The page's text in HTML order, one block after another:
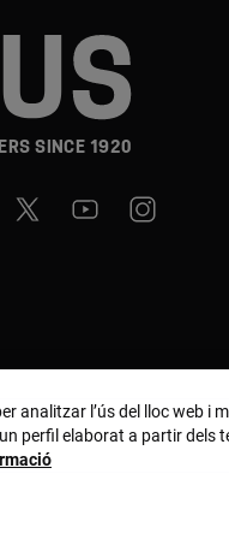
SINCE 1920
analitzar l’ús del lloc web
perfil elaborat a partir dels